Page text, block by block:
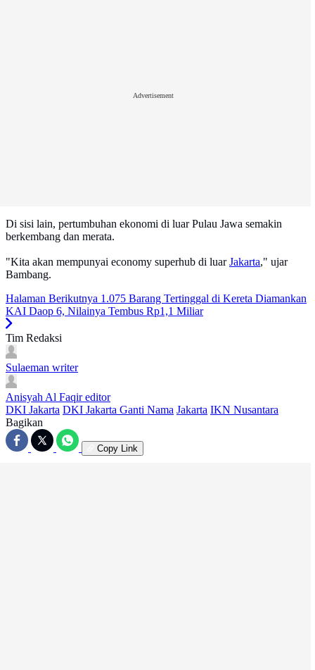
Advertisement
Di sisi lain, pertumbuhan ekonomi di luar Pulau Jawa semakin
berkembang dan merata.
"Kita akan mempunyai economy superhub di luarJakarta," ujar
Bambang.
Halaman Berikutnya 1.075 Barang Tertinggal di Kereta Diamankan
KAI Daop 6, Nilainya Tembus Rp1,1 Miliar
Tim Redaksi
Sulaeman writer
Anisyah Al Faqir editor
DKI Jakarta DKI Jakarta Ganti Nama Jakarta IKN Nusantara
Bagikan
Copy Link